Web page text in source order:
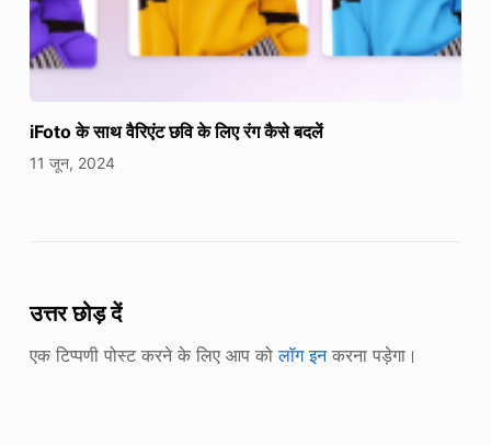
iFoto के साथ वैरिएंट छवि के लिए रंग कैसे बदलें
11 जून, 2024
उत्तर छोड़ दें
एक टिप्पणी पोस्ट करने के लिए आप कोलॉग इनकरना पड़ेगा।